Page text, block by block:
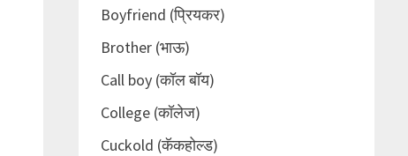
Boyfriend (प्रियकर)
Brother (भाऊ)
Call boy (कॉल बॉय)
College (कॉलेज)
Cuckold (कॅकहोल्ड)